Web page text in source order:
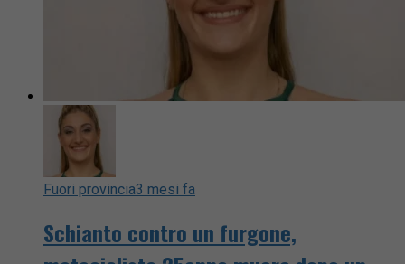
Fuori provincia3 mesi fa
Schianto contro un furgone,